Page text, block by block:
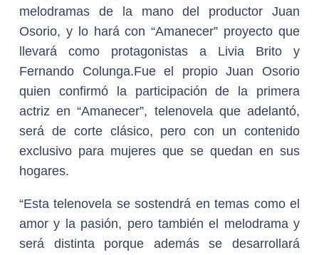
melodramas de la mano del productor Juan
Osorio, y lo hará con “Amanecer” proyecto que
llevará como protagonistas a Livia Brito y
Fernando Colunga.Fue el propio Juan Osorio
quien confirmó la participación de la primera
actriz en “Amanecer”, telenovela que adelantó,
será de corte clásico, pero con un contenido
exclusivo para mujeres que se quedan en sus
hogares.
“Esta telenovela se sostendrá en temas como el
amor y la pasión, pero también el melodrama y
será distinta porque además se desarrollará